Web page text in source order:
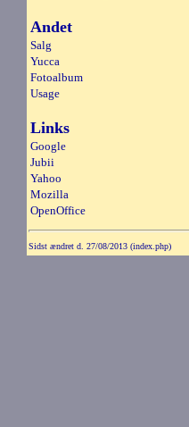
Andet
Salg
Yucca
Fotoalbum
Usage
Links
Google
Jubii
Yahoo
Mozilla
OpenOffice
Sidst ændret d. 27/08/2013 (index.php)